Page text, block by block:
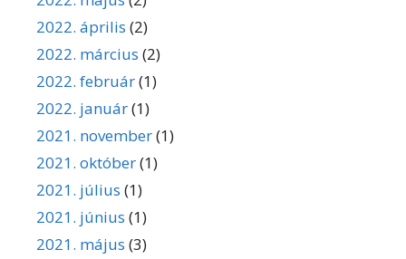
2022. április (2)
2022. március (2)
2022. február(1)
2022. január(1)
2021. november(1)
2021. október(1)
2021. július (1)
2021. június (1)
2021. május (3)